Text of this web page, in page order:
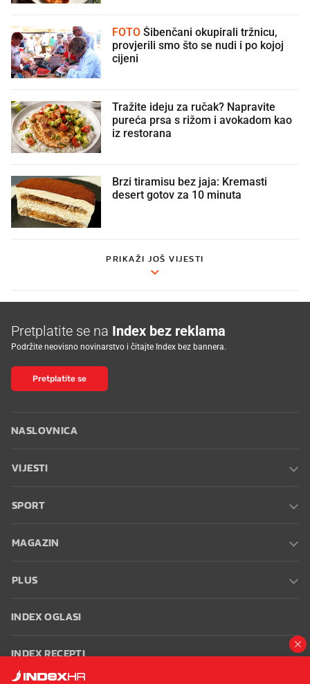
FOTO
provjerili smo što se nudi i po kojoj
cijeni
Tražite ideju za ručak? Napravite
pureća prsa s rižom i avokadom kao
iz restorana
Brzi tiramisu bez jaja: Kremasti
desert gotov za 10 minuta
PRIKAŽI JOŠ VIJESTI
Pretplatite se na Index bez reklama
Podržite neovisno novinarstvo i čitajte Index bez bannera.
Pretplatite se
NASLOVNICA
VIJESTI
SPORT
MAGAZIN
PLUS
INDEX OGLASI
INDEX RECEPTI